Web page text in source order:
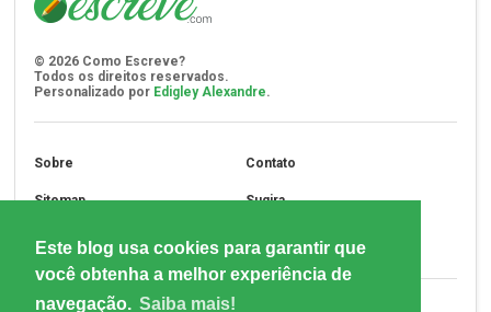
Este blog usa cookies para garantir que
você obtenha a melhor experiência de
navegação. Saiba mais!
© 2026 Como Escreve?
Todos os direitos reservados.
Personalizado por Edigley Alexandre.
Sobre Contato
Sitemap Sugira